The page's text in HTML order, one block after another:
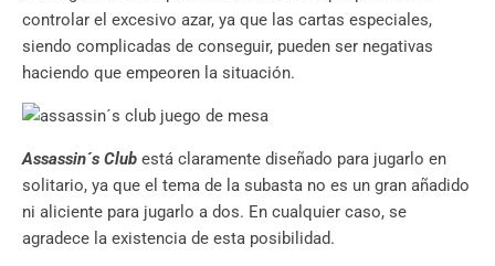
controlar el excesivo azar, ya que las cartas especiales,
siendo complicadas de conseguir, pueden ser negativas
haciendo que empeoren la situación.
Assassin´s Club está claramente diseñado para jugarlo en
solitario, ya que el tema de la subasta no es un gran añadido
ni aliciente para jugarlo a dos. En cualquier caso, se
agradece la existencia de esta posibilidad.